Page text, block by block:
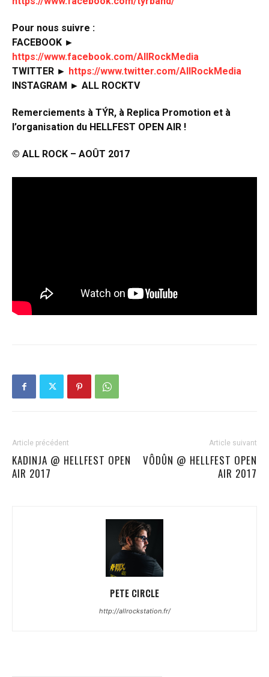
Pour nous suivre :
FACEBOOK ►
https://www.facebook.com/AllRockMedia
TWITTER ► https://www.twitter.com/AllRockMedia
INSTAGRAM ► ALL ROCKTV
Remerciements à TÝR, à Replica Promotion et à
l’organisation du HELLFEST OPEN AIR !
© ALL ROCK – AOÛT 2017
Article précédent
KADINJA @ HELLFEST OPEN
AIR 2017
Article suivant
VÔDÛN @ HELLFEST OPEN
AIR 2017
PETE CIRCLE
http://allrockstation.fr/